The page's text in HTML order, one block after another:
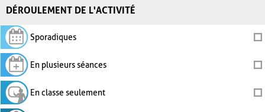
DÉROULEMENT DE L'ACTIVITÉ
Sporadiques
En plusieurs séances
En classe seulement